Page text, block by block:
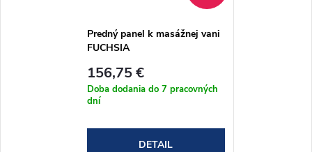
Predný panel k masážnej vani
FUCHSIA
156,75 €
Doba dodania do 7 pracovných
dní
DETAIL